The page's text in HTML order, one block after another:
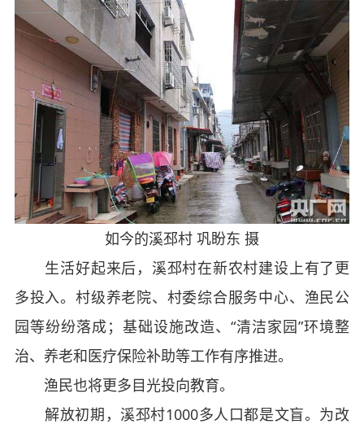
如今的溪邳村 巩盼东 摄
生活好起来后，溪邳村在新农村建设上有了更
多投入。村级养老院、村委综合服务中心、渔民公
园等纷纷落成；基础设施改造、“清洁家园”环境整
治、养老和医疗保险补助等工作有序推进。
渔民也将更多目光投向教育。
解放初期，溪邳村1000多人口都是文盲。为改